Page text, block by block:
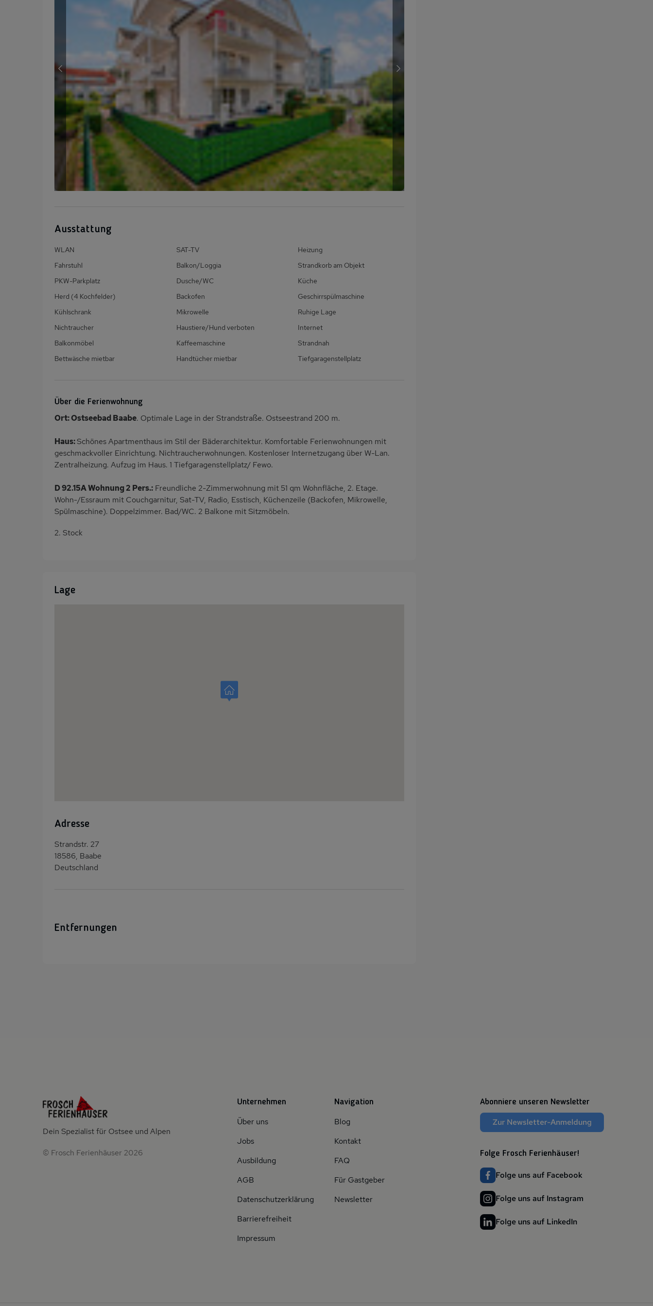
Ausstattung
WLAN SAT-TV
Heizung
Fahrstuhl
Balkon/Loggia
Strandkorb am Objekt
PKW-Parkplatz
Dusche/WC
Küche
Herd (4 Kochfelder)
Backofen
Geschirrspülmaschine
Kühlschrank
Mikrowelle
Ruhige Lage
Nichtraucher
Haustiere/Hund verboten
Internet
Balkonmöbel
Kaffeemaschine
Strandnah
Bettwäsche mietbar
Handtücher mietbar Tiefgaragenstellplatz
Über die Ferienwohnung
Ort: Ostseebad Baabe. Optimale Lage in der Strandstraße. Ostseestrand 200 m.
Haus:Schönes Apartmenthaus im Stil der Bäderarchitektur. Komfortable Ferienwohnungen mit
geschmackvoller Einrichtung. Nichtraucherwohnungen. Kostenloser Internetzugang über W-Lan.
Zentralheizung. Aufzug im Haus. 1 Tiefgaragenstellplatz/ Fewo.
D 92.15A Wohnung 2 Pers.: Freundliche 2-Zimmerwohnung mit 51 qm Wohnfläche, 2. Etage.
Wohn-/Essraum mit Couchgarnitur, Sat-TV, Radio, Esstisch, Küchenzeile (Backofen, Mikrowelle,
Spülmaschine). Doppelzimmer. Bad/WC. 2 Balkone mit Sitzmöbeln.
2. Stock
Lage
Adresse
Strandstr. 27
18586, Baabe
Deutschland
Entfernungen
Dein Spezialist für Ostsee und Alpen
© Frosch Ferienhäuser 2026
Unternehmen
Über uns
Jobs
Ausbildung
AGB
Datenschutzerklärung
Barrierefreiheit
Impressum
Navigation
Blog
Kontakt
FAQ
Für Gastgeber
Newsletter
Abonniere unseren Newsletter
Zur Newsletter-Anmeldung
Folge Frosch Ferienhäuser!
Folge uns auf Facebook
Folge uns auf Instagram
Folge uns auf LinkedIn